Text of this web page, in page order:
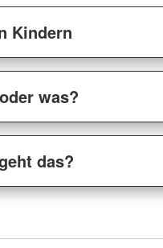
Kindern
was?
das?